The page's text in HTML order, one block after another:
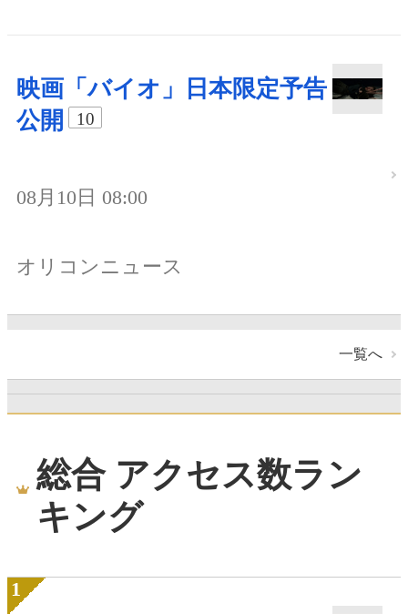
映画「バイオ」日本限定予告
公開
10
08月10日 08:00
オリコンニュース
一覧へ
総合 アクセス数ラン
キング